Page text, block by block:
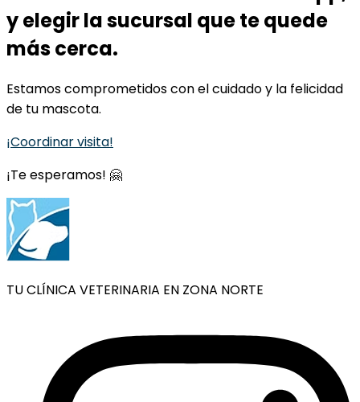
y elegir la sucursal que te quede
más cerca.
Estamos comprometidos con el cuidado y la felicidad
de tu mascota.
¡Coordinar visita!
¡Te esperamos! 🤗
TU CLÍNICA VETERINARIA EN ZONA NORTE